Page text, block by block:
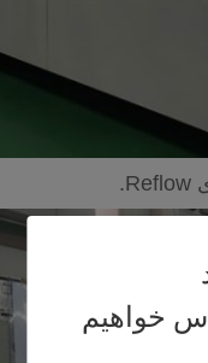
خواهیم